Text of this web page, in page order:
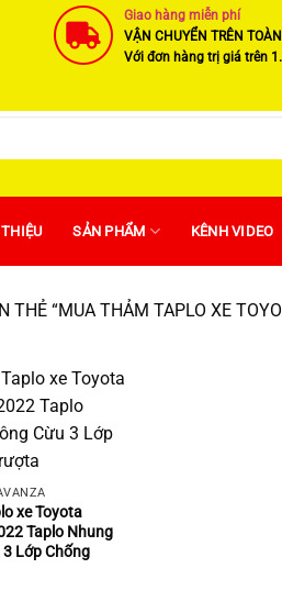
Giao hàng miễn phí
VẬN CHUYỂN TRÊN
Với đơn hàng trị giá trên
SẢN PHẨM KÊNH VIDEO
THẺ “MUA THẢM TAPLO XE
xe Toyota
Taplo Nhung
Lớp Chống